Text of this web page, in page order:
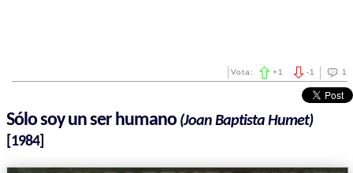
1
-1
Vota: +1
Sólo soy un ser humano(Joan Baptista Humet)
[1984]